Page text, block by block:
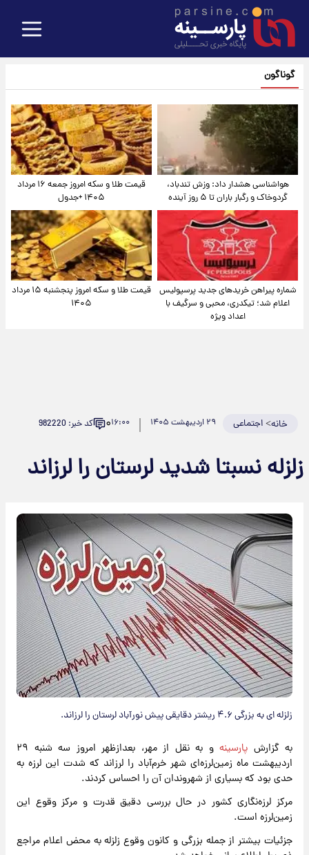
گوناگون
هواشناسی هشدار داد: وزش تندباد،
گردوخاک و رگبار باران تا ۵ روز آینده
قیمت طلا و سکه امروز جمعه ۱۶ مرداد
۱۴۰۵ +جدول
شماره پیراهن خریدهای جدید پرسپولیس
اعلام شد؛ تیکدری، محبی و سرگیف با
اعداد ویژه
قیمت طلا و سکه امروز پنجشنبه ۱۵ مرداد
۱۴۰۵
خانه>اجتماعی ۲۹ اردیبهشت ۱۴۰۵ ۱۶:۰۰۰ کد خبر: 982220
زلزله نسبتا شدید لرستان را لرزاند
زلزله ای به بزرگی ۴.۶ ریشتر دقایقی پیش نورآباد لرستان را لرزاند.
به گزارش پارسینه
و به نقل از مهر، بعدازظهر امروز سه شنبه ۲۹
اردیبهشت ماه زمین‌لرزه‌ای شهر خرم‌آباد را لرزاند که شدت این لرزه به
حدی بود که بسیاری از شهروندان آن را احساس کردند.
مرکز لرزه‌نگاری کشور در حال بررسی دقیق قدرت و مرکز وقوع این
زمین‌لرزه است.
جزئیات بیشتر از جمله بزرگی و کانون وقوع زلزله به محض اعلام مراجع